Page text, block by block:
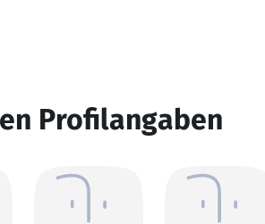
Profilangaben